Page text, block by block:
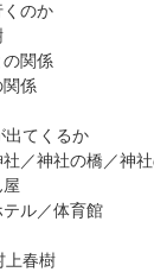
くのか
関係
係
てくるか
の橋／神社の
／体育館
春樹